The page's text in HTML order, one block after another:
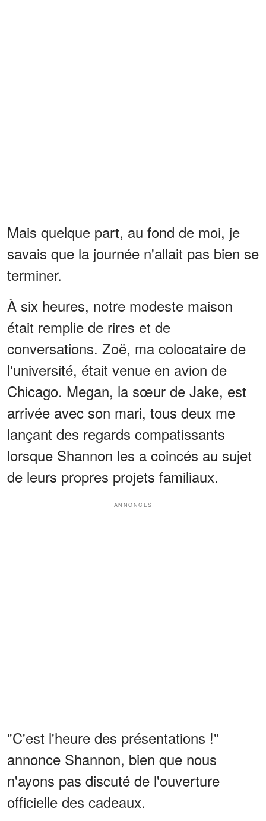
Mais quelque part, au fond de moi, je
savais que la journée n'allait pas bien se
terminer.
À six heures, notre modeste maison
était remplie de rires et de
conversations. Zoë, ma colocataire de
l'université, était venue en avion de
Chicago. Megan, la sœur de Jake, est
arrivée avec son mari, tous deux me
lançant des regards compatissants
lorsque Shannon les a coincés au sujet
de leurs propres projets familiaux.
ANNONCES
"C'est l'heure des présentations !"
annonce Shannon, bien que nous
n'ayons pas discuté de l'ouverture
officielle des cadeaux.